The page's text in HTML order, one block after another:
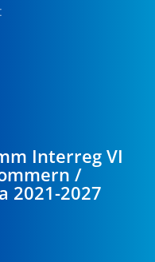
Interreg VI
/
2021-2027